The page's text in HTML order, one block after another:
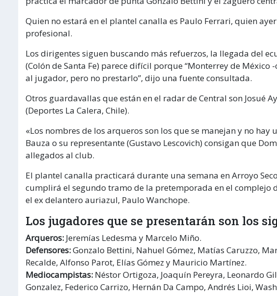
Quien no estará en el plantel canalla es Paulo Ferrari, quien
profesional.
Los dirigentes siguen buscando más refuerzos, la llegada del
(Colón de Santa Fe) parece difícil porque “Monterrey de
al jugador, pero no prestarlo”, dijo una fuente consultada.
Otros guardavallas que están en el radar de Central son Josué
(Deportes La Calera, Chile).
«Los nombres de los arqueros son los que se manejan y no hay
Bauza o su representante (Gustavo Lescovich) consigan que
allegados al club.
El plantel canalla practicará durante una semana en Arroyo
cumplirá el segundo tramo de la pretemporada en el complejo
el ex delantero auriazul, Paulo Wanchope.
Los jugadores que se presentarán son los
Arqueros: Jeremías Ledesma y Marcelo Miño.
Defensores:Gonzalo Bettini, Nahuel Gómez, Matías Caruzzo,
Recalde, Alfonso Parot, Elías Gómez y Mauricio Martínez.
Mediocampistas: Néstor Ortigoza, Joaquín Pereyra, Leonardo
Gonzalez, Federico Carrizo, Hernán Da Campo, Andrés Lioi,